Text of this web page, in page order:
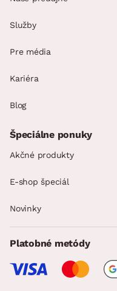
Služby
Pre média
Kariéra
Blog
Špeciálne ponuky
Akčné produkty
E-shop špeciál
Novinky
Platobné metódy